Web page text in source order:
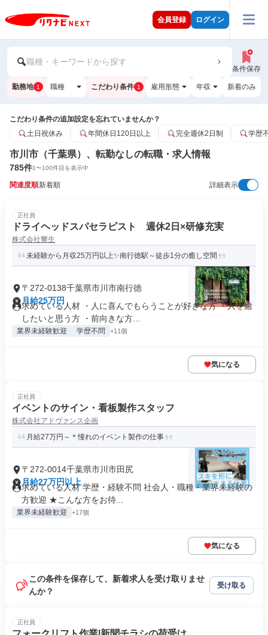
会員登録 ログイン
職種・キーワードから探す
条件保存
勤務地 1 職種 こだわり条件 1 雇用形態 年収 新着のみ
こだわり条件の追加設定を忘れていませんか？
土日祝休み
年間休日120日以上 完全週休2日制 学歴
市川市（千葉県）、転勤なしの転職・求人情報
785件1〜100件目を表示中
関連度順新着順 詳細表示
正社員
ドライヘッドスパセラピスト 週休2日×研修充実
株式会社響生
未経験から月収25万円以上✨南行徳駅～徒歩1分の癒し空間
〒272-0138千葉県市川市南行徳
月給25万円
求めている人材 ・人に喜んでもらうことが好きな方 ・人を癒
したいと思う方 ・前向きな方...
業界未経験歓迎 学歴不問 +11個
気になる
正社員
イベントのサイン・看板製作スタッフ
株式会社アドヴァンス企画
月給27万円～＊憧れのイベント製作の仕事
〒272-0014千葉県市川市田尻
月給27万円以上
求めている人材 学歴・経験不問 社会人・職種・業界未経験の
方歓迎 ★こんな方をお待...
業界未経験歓迎 +17個
気になる
この条件を保存して、新着求人を受け取りませ
んか？
受け取る
正社員